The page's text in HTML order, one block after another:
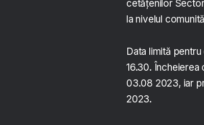
cetățenilor
la nivelul
Data limită
16.30.
03.08 2023, iar
2023.